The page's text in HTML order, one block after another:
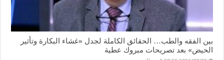
بين الفقه والطب… الحقائق الكاملة لجدل «غشاء البكارة وتأثير
الحيض» بعد تصريحات مبروك عطية